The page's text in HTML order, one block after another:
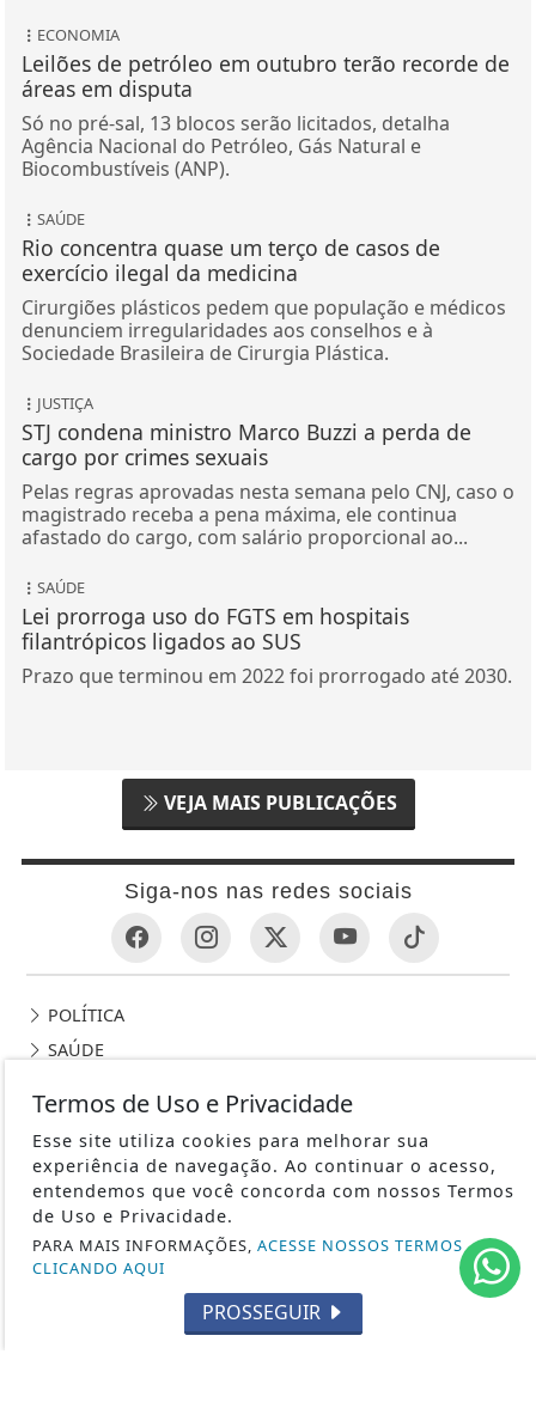
ECONOMIA
Leilões de petróleo em outubro terão recorde de
áreas em disputa
Só no pré-sal, 13 blocos serão licitados, detalha
Agência Nacional do Petróleo, Gás Natural e
Biocombustíveis (ANP).
SAÚDE
Rio concentra quase um terço de casos de
exercício ilegal da medicina
Cirurgiões plásticos pedem que população e médicos
denunciem irregularidades aos conselhos e à
Sociedade Brasileira de Cirurgia Plástica.
JUSTIÇA
STJ condena ministro Marco Buzzi a perda de
cargo por crimes sexuais
Pelas regras aprovadas nesta semana pelo CNJ, caso o
magistrado receba a pena máxima, ele continua
afastado do cargo, com salário proporcional ao...
SAÚDE
Lei prorroga uso do FGTS em hospitais
filantrópicos ligados ao SUS
Prazo que terminou em 2022 foi prorrogado até 2030.
VEJA MAIS PUBLICAÇÕES
Siga-nos nas redes sociais
POLÍTICA
SAÚDE
ECONOMIA
DIREITOS HUMANOS
ENTRETENIMENTO
ESPORTES
GERAL
CONTEÚDO PATROCINADO
Termos de Uso e Privacidade
Esse site utiliza cookies para melhorar sua
experiência de navegação. Ao continuar o acesso,
entendemos que você concorda com nossos Termos
de Uso e Privacidade.
PARA MAIS INFORMAÇÕES, ACESSE NOSSOS TERMOS
CLICANDO AQUI
PROSSEGUIR